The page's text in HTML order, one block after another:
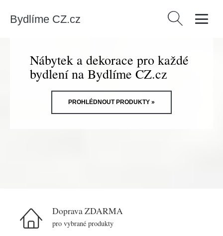
Bydlíme CZ.cz Vyhledávání
Nábytek a dekorace pro každé
bydlení na Bydlíme CZ.cz
PROHLÉDNOUT PRODUKTY »
Doprava ZDARMA
pro vybrané produkty